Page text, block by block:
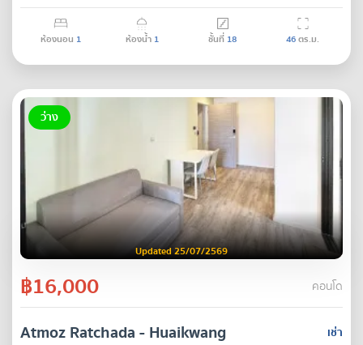
ห้องนอน 1 ห้องน้ำ 1 ชั้นที่ 18 46ตร.ม.
ว่าง
Updated 25/07/2569
฿16,000 คอนโด
เช่า
Atmoz Ratchada - Huaikwang